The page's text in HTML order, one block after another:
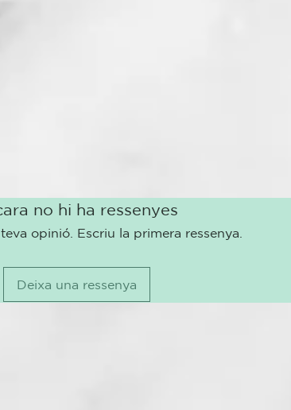
no hi ha ressenyes
opinió. Escriu la primera ressenya.
Deixa una ressenya